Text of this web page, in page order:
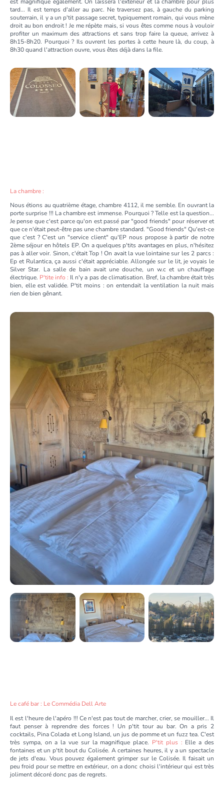
tard... Il est temps d'aller au parc. Ne traversez pas, à gauche du parking
souterrain, il y a un p'tit passage secret, typiquement romain, qui vous mène
droit au bon endroit ! Je me répète mais, si vous êtes comme nous à vouloir
profiter un maximum des attractions et sans trop faire la queue, arrivez à
8h15-8h20. Pourquoi ? Ils ouvrent les portes à cette heure là, du coup, à
8h30 quand l'attraction ouvre, vous êtes déjà dans la file.
La chambre :
Nous étions au quatrième étage, chambre 4112, il me semble. En ouvrant la
porte surprise !!! La chambre est immense. Pourquoi ? Telle est la question...
Je pense que c'est parce qu'on est passé par "good friends" pour réserver et
que ce n'était peut-être pas une chambre standard. "Good friends" Qu'est-ce
que c'est ? C'est un "service client" qu'EP nous propose à partir de notre
2ème séjour en hôtels EP. On a quelques p'tits avantages en plus, n'hésitez
pas à aller voir. Sinon, c'était Top ! On avait la vue lointaine sur les 2 parcs :
Ep et Rulantica, ça aussi c'était appréciable. Allongée sur le lit, je voyais le
Silver Star. La salle de bain avait une douche, un w.c et un chauffage
électrique. P'tite info : Il n'y a pas de climatisation. Bref, la chambre était très
bien, elle est validée. P'tit moins : on entendait la ventilation la nuit mais
rien de bien gênant.
Le café bar : Le Commédia Dell Arte
Il est l'heure de l'apéro !!! Ce n'est pas tout de marcher, crier, se mouiller... Il
faut penser à reprendre des forces ! Un p'tit tour au bar. On a pris 2
cocktails, Pina Colada et Long Island, un jus de pomme et un fuzz tea. C'est
très sympa, on a la vue sur la magnifique place. P'tit plus : Elle a des
fontaines et un p'tit bout du Colisée. A certaines heures, il y a un spectacle
de jets d'eau. Vous pouvez également grimper sur le Colisée. Il faisait un
peu froid pour se mettre en extérieur, on a donc choisi l'intérieur qui est très
joliment décoré donc pas de regrets.